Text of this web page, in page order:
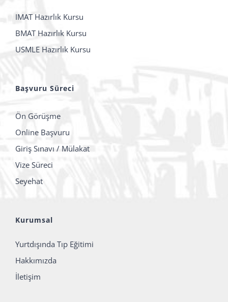
IMAT Hazırlık Kursu
BMAT Hazırlık Kursu
Ön Görüşme
Online Başvuru
Giriş Sınavı / Mülakat
Vize Süreci
Yurtdışında Tıp Eğitimi
Hakkımızda